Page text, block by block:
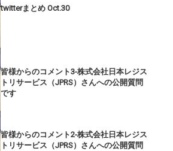
twitterまとめ Oct.30
皆様からのコメント3-株式会社日本レジス
トリサービス（JPRS）さんへの公開質問
です
皆様からのコメント2-株式会社日本レジス
トリサービス（JPRS）さんへの公開質問